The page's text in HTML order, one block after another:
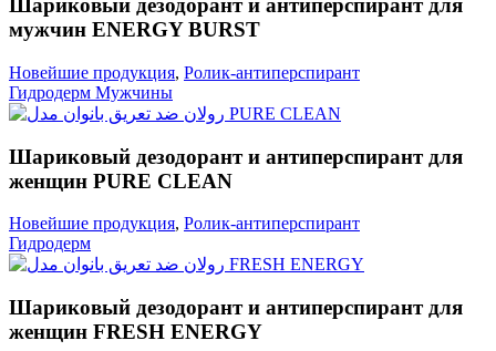
Шариковый дезодорант и антиперспирант для
мужчин ENERGY BURST
Новейшие продукция, Ролик-антиперспирант
Гидродерм Мужчины
Шариковый дезодорант и антиперспирант для
женщин PURE CLEAN
Новейшие продукция, Ролик-антиперспирант
Гидродерм
Шариковый дезодорант и антиперспирант для
женщин FRESH ENERGY